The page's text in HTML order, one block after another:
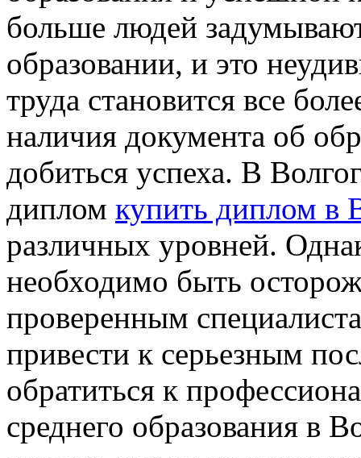
больше людей
образовании, и это
труда становится все
наличия документа об
добиться успеха. В
диплом купить диплом в
различных уровней.
необходимо быть
проверенным
привести к серьезным
обратиться к
среднего образования в